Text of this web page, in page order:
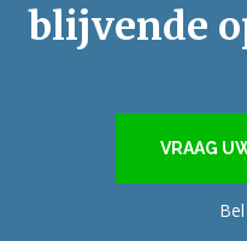
blijvende
VRAAG